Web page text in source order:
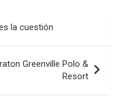
la cuestión
Greenville Polo &
Resort